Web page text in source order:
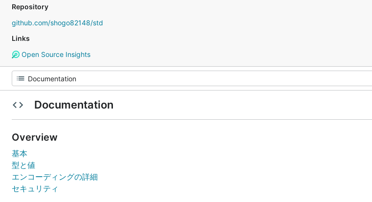
Repository
github.com/shogo82148/std
Links
Open Source Insights
Documentation
Overview
基本
型と値
エンコーディングの詳細
セキュリティ